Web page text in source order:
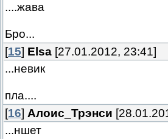
....жава
Бро...
[15] Elsa [27.01.2012, 23:41]
...невик
пла....
[16] Алоис_Трэнси
...ншет